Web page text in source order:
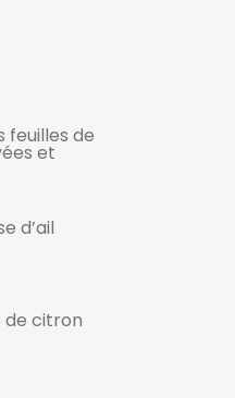
feuilles de
et
d’ail
de citron